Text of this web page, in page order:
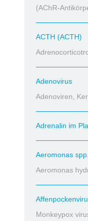
(AChR-
ACTH (ACTH)
Adenovirus
Adenoviren,
Adrenalin im
Aeromonas
Aeromonas
Monkeypox